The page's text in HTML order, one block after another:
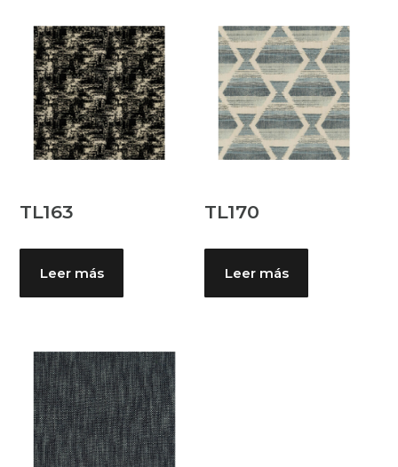
TL163
Leer más
TL170
Leer más